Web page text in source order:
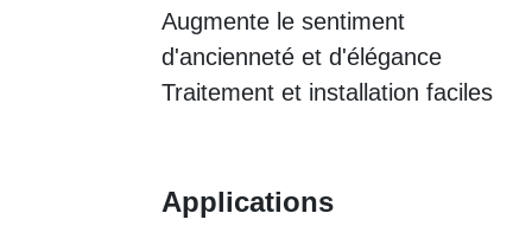
Augmente le sentiment
d'ancienneté et d'élégance
Traitement et installation faciles
Applications